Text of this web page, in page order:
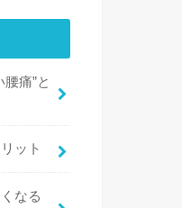
痛”と
ット
なる